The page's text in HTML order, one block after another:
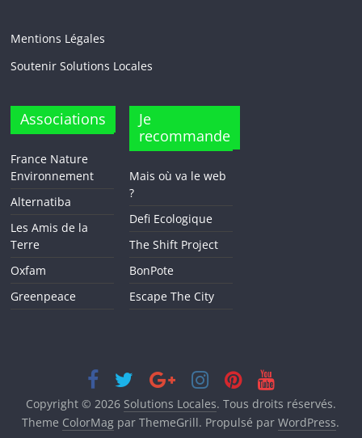
Mentions Légales
Soutenir Solutions Locales
Associations
France Nature
Environnement
Alternatiba
Les Amis de la
Terre
Oxfam
Greenpeace
Je
recommande
Mais où va le web
?
Defi Ecologique
The Shift Project
BonPote
Escape The City
Copyright © 2026 Solutions Locales. Tous droits réservés.
Theme ColorMag par ThemeGrill. Propulsé parWordPress.